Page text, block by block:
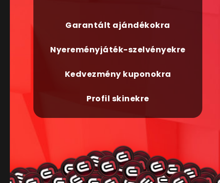
Garantált ajándékokra
Nyereményjáték-szelvényekre
Kedvezmény kuponokra
Profil skinekre